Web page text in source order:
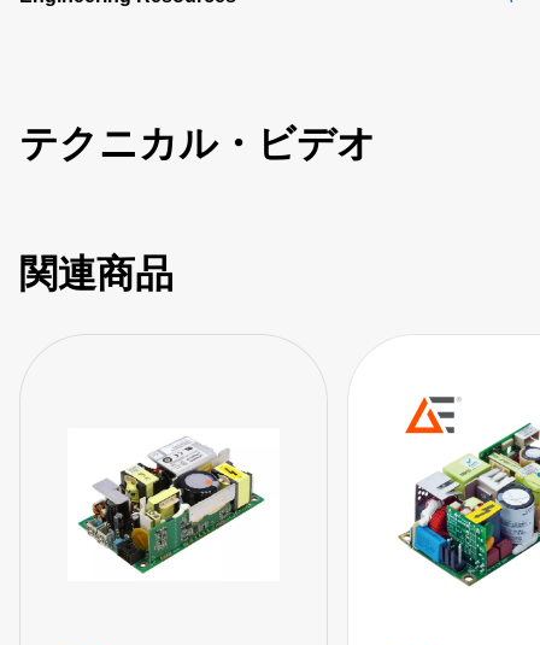
テクニカル・ビデオ
関連商品